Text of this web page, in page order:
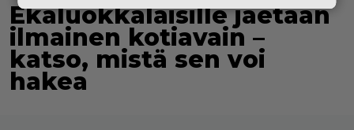
Ekaluokkalaisille jaetaan
ilmainen kotiavain –
katso, mistä sen voi
hakea